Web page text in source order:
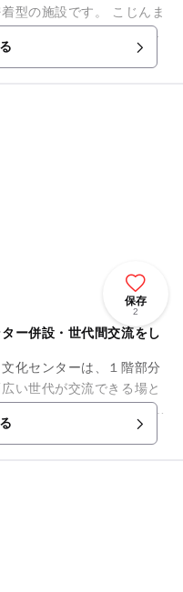
設です。 こじんま
ぶ場所がいっぱい！遊戯
保存
2
ー併設・世代間交流をし
化センターは、１階部分
い世代が交流できる場と